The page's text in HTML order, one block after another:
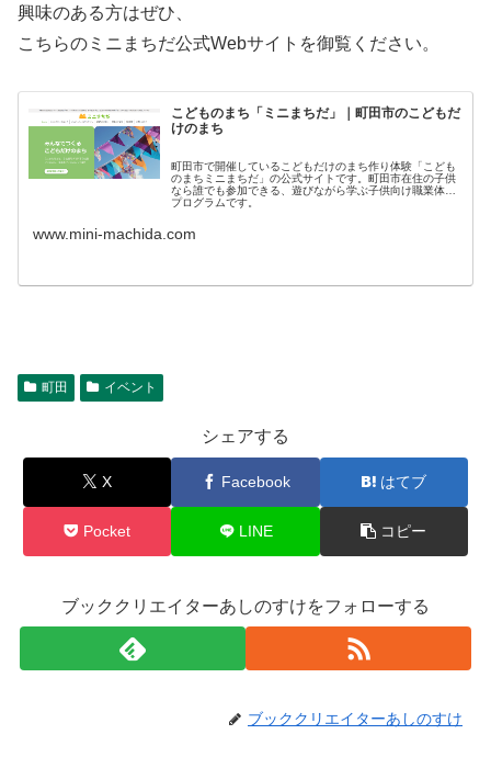
興味のある方はぜひ、
こちらのミニまちだ公式Webサイトを御覧ください。
こどものまち「ミニまちだ」｜町田市のこどもだ
けのまち
町田市で開催しているこどもだけのまち作り体験「こども
のまちミニまちだ」の公式サイトです。町田市在住の子供
なら誰でも参加できる、遊びながら学ぶ子供向け職業体験
プログラムです。
www.mini-machida.com
町田 イベント
シェアする
X Facebook はてブ
Pocket LINE コピー
ブッククリエイターあしのすけをフォローする
ブッククリエイターあしのすけ